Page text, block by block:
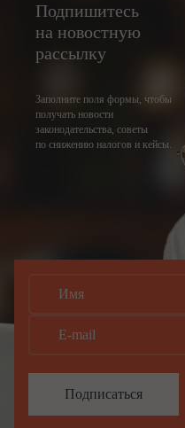
Подпишитесь
на новостную
рассылку
Заполните поля формы, чтобы
получать новости
законодательства, советы
по снижению налогов и кейсы.
Подписаться